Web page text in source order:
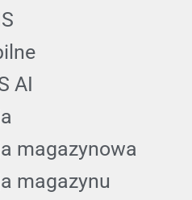
AI
magazynowa
magazynu